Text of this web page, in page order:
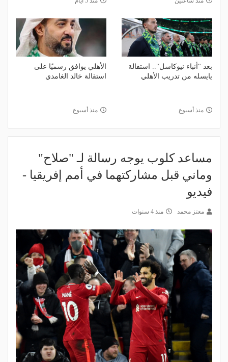
بعد "أنباء نيوكاسل".. استقالة
يايسله من تدريب الأهلي
منذ أسبوع
الأهلي يوافق رسميًا على
استقالة خالد الغامدي
منذ أسبوع
مساعد كلوب يوجه رسالة لـ "صلاح"
وماني قبل مشاركتهما في أمم إفريقيا -
فيديو
معتز محمد منذ 4 سنوات